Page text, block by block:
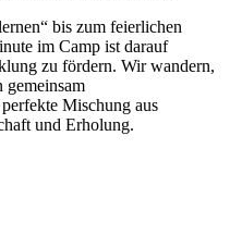
bis zum feierlichen
im Camp ist darauf
zu fördern. Wir wandern,
gemeinsam
Mischung aus
und Erholung.